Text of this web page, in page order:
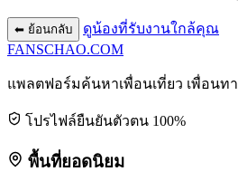
⬅ ย้อนกลับ
ดูน้องที่รับงานใกล้คุณ
FANSCHAO.COM
แพลตฟอร์มค้นหาเพื่อนเที่ยว เพื่อน
โปรไฟล์ยืนยันตัวตน 100%
พื้นที่ยอดนิยม